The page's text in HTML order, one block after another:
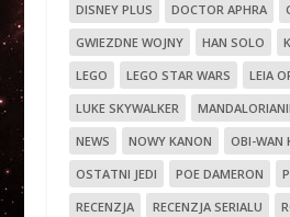
DISNEY PLUS
DOCTOR APHRA
GWIEZDNE WOJNY
HAN SOLO
LEGO
LEGO STAR WARS LEIA
LUKE SKYWALKER
NEWS
NOWY KANON
OBI-WAN
OSTATNI JEDI
POE DAMERON
RECENZJA
RECENZJA SERIALU